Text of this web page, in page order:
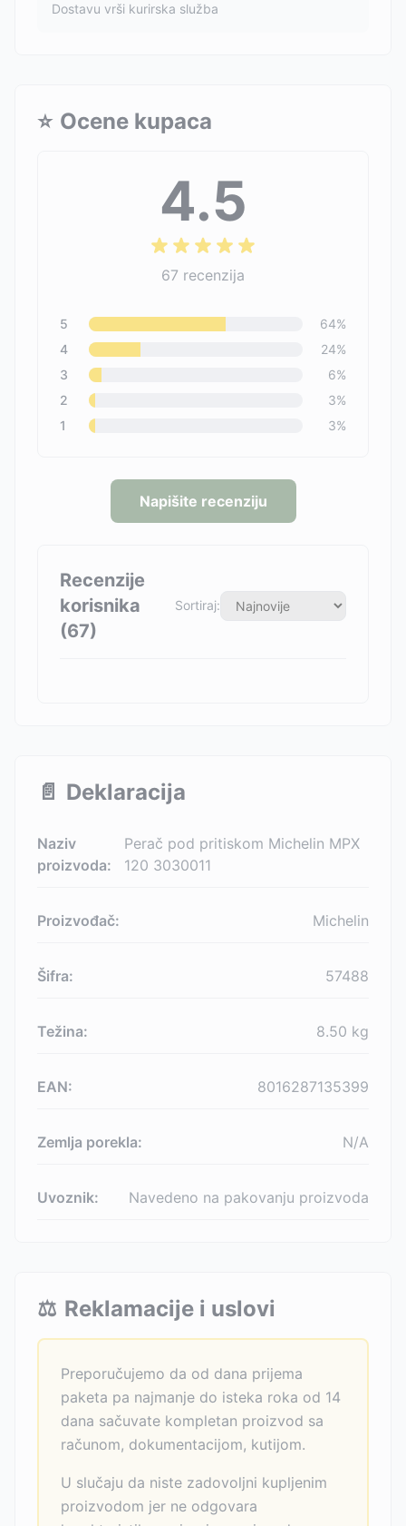
Dostavu vrši kurirska služba
⭐ Ocene kupaca
4.5
67 recenzija
5 64%
4
24%
3
6%
2
3%
1
3%
Napišite recenziju
Recenzije
korisnika
(67)
Sortiraj:
📄 Deklaracija
Naziv
proizvoda:
Perač pod pritiskom Michelin MPX
120 3030011
Proizvođač: Michelin
Šifra: 57488
Težina: 8.50 kg
EAN: 8016287135399
Zemlja porekla: N/A
Uvoznik: Navedeno na pakovanju proizvoda
⚖️ Reklamacije i uslovi
Preporučujemo da od dana prijema
paketa pa najmanje do isteka roka od 14
dana sačuvate kompletan proizvod sa
računom, dokumentacijom, kutijom.
U slučaju da niste zadovoljni kupljenim
proizvodom jer ne odgovara